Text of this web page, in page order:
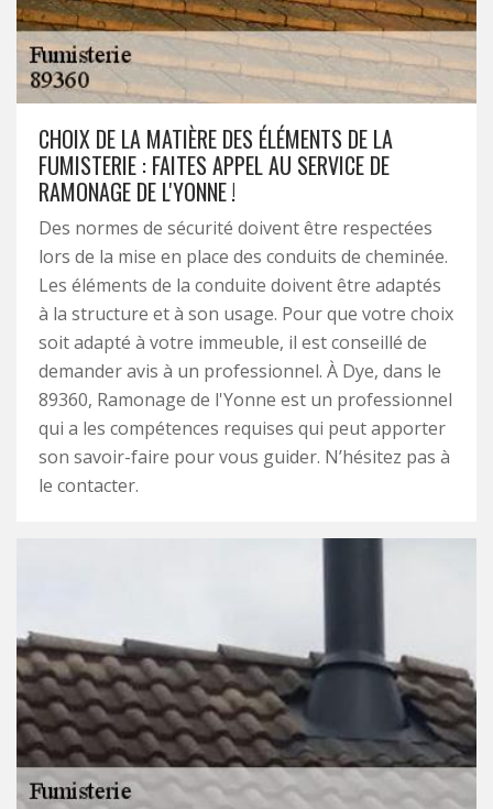
CHOIX DE LA MATIÈRE DES ÉLÉMENTS DE LA
FUMISTERIE : FAITES APPEL AU SERVICE DE
RAMONAGE DE L'YONNE !
Des normes de sécurité doivent être respectées
lors de la mise en place des conduits de cheminée.
Les éléments de la conduite doivent être adaptés
à la structure et à son usage. Pour que votre choix
soit adapté à votre immeuble, il est conseillé de
demander avis à un professionnel. À Dye, dans le
89360, Ramonage de l'Yonne est un professionnel
qui a les compétences requises qui peut apporter
son savoir-faire pour vous guider. N’hésitez pas à
le contacter.